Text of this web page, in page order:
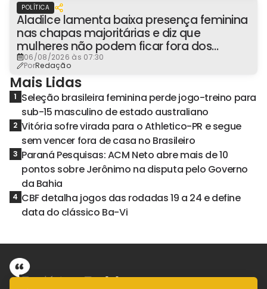
POLÍTICA
Aladilce lamenta baixa presença feminina
nas chapas majoritárias e diz que
mulheres não podem ficar fora dos
espaços de poder
06/08/2026 às 07:30
PorRedação
Mais Lidas
1 Seleção brasileira feminina perde jogo-treino para
sub-15 masculino de estado australiano
2 Vitória sofre virada para o Athletico-PR e segue
sem vencer fora de casa no Brasileiro
3 Paraná Pesquisas: ACM Neto abre mais de 10
pontos sobre Jerônimo na disputa pelo Governo
da Bahia
4 CBF detalha jogos das rodadas 19 a 24 e define
data do clássico Ba-Vi